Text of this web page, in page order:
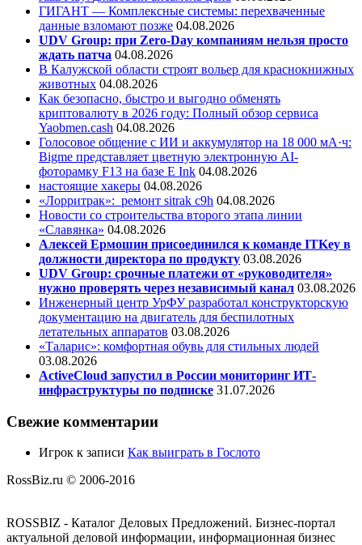
ГИГАНТ — Комплексные системы: перехваченные
данные взломают позже 04.08.2026
UDV Group: при Zero-Day компаниям нельзя просто
ждать патча 04.08.2026
В Калужской области строят вольер для краснокнижных
животных 04.08.2026
Как безопасно, быстро и выгодно обменять
криптовалюту в 2026 году: Полный обзор сервиса
Yaobmen.cash 04.08.2026
Голосовое общение с ИИ и аккумулятор на 18 000 мА·ч:
Bigme представляет цветную электронную AI-
фоторамку F13 на базе E Ink 04.08.2026
настоящие хакеры 04.08.2026
«Лорритрак»: ремонт sitrak c9h 04.08.2026
Новости со строительства второго этапа линии
«Славянка» 04.08.2026
Алексей Ермошин присоединился к команде ITKey в
должности директора по продукту 03.08.2026
UDV Group: срочные платежи от «руководителя»
нужно проверять через независимый канал 03.08.2026
Инженерный центр УрФУ разработал конструкторскую
документацию на двигатель для беспилотных
летательных аппаратов 03.08.2026
«Таларис»: комфортная обувь для стильных людей
03.08.2026
ActiveCloud запустил в России мониторинг ИТ-
инфраструктуры по подписке 31.07.2026
Свежие комментарии
Игрок к записи Как выиграть в Гослото
RossBiz.ru © 2006-2016
ROSSBIZ - Каталог Деловых Предложений. Бизнес-портал
актуальной деловой информации, информационная бизнес